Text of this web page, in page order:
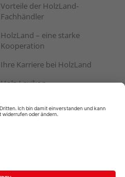
Vorteile der HolzLand-
Fachhändler
HolzLand – eine starke
Kooperation
Ihre Karriere bei HolzLand
Holz-Lexikon
Nutzungsbedingungen